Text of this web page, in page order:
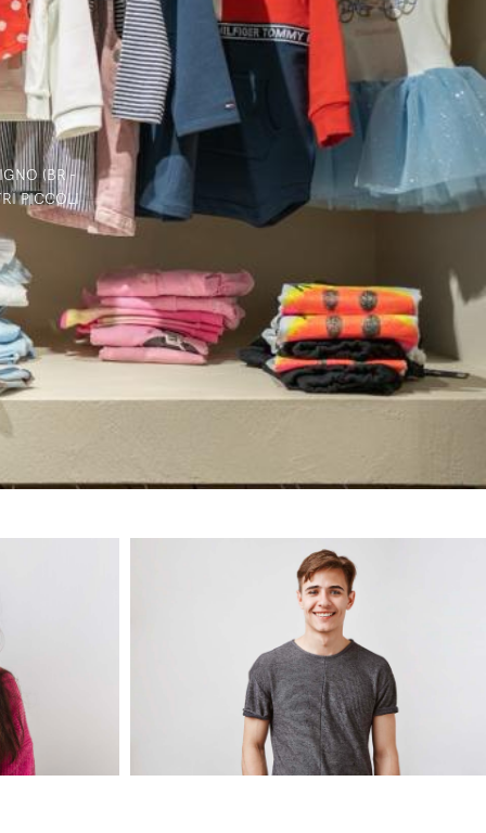
(BR -
PICCOLI